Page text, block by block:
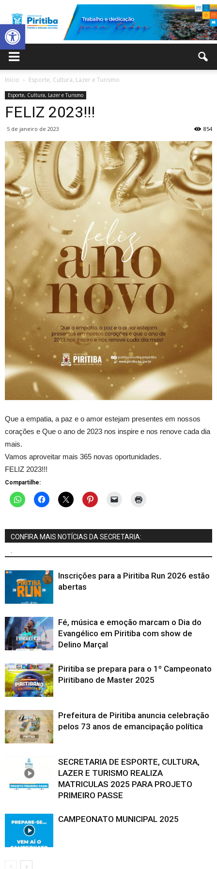
Abrir a barra de ferramentas
de
Piritiba
Início Esporte, Cultura, Lazer e Turismo
Esporte, Cultura, Lazer e Turismo
FELIZ 2023!!!
5 de janeiro de 2023 854
Que a empatia, a paz e o amor estejam presentes em nossos
corações e Que o ano de 2023 nos inspire e nos renove cada dia
mais.
Vamos aproveitar mais 365 novas oportunidades.
FELIZ 2023!!!
Compartilhe:
CONFIRA MAIS NOTÍCIAS DA SECRETARIA:
.
Inscrições para a Piritiba Run 2026 estão
abertas
Fé, música e emoção marcam o Dia do
Evangélico em Piritiba com show de
Delino Marçal
Piritiba se prepara para o 1º Campeonato
Piritibano de Master 2025
Prefeitura de Piritiba anuncia celebração
pelos 73 anos de emancipação política
SECRETARIA DE ESPORTE, CULTURA,
LAZER E TURISMO REALIZA
MATRICULAS 2025 PARA PROJETO
PRIMEIRO PASSE
CAMPEONATO MUNICIPAL 2025